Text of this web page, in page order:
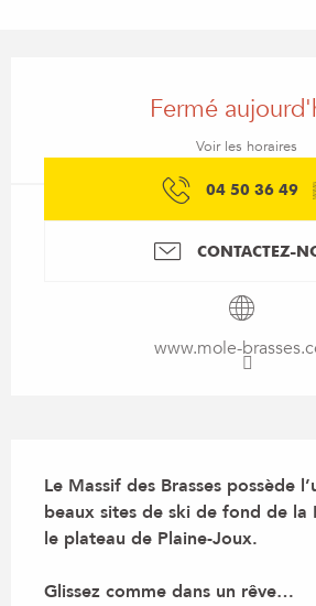
Fermé
Voir les horaires
04 50 36 49
CONTACTEZ-
www.mole-
Le Massif des Brasses possède
beaux sites de ski de fond de la
le plateau de Plaine-Joux.
Glissez comme dans un rêve…